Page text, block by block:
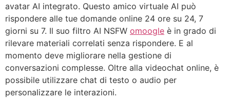
avatar AI integrato. Questo amico virtuale AI può
rispondere alle tue domande online 24 ore su 24, 7
giorni su 7. Il suo filtro AI NSFW omoogle è in grado di
rilevare materiali correlati senza rispondere. E al
momento deve migliorare nella gestione di
conversazioni complesse. Oltre alla videochat online, è
possibile utilizzare chat di testo o audio per
personalizzare le interazioni.